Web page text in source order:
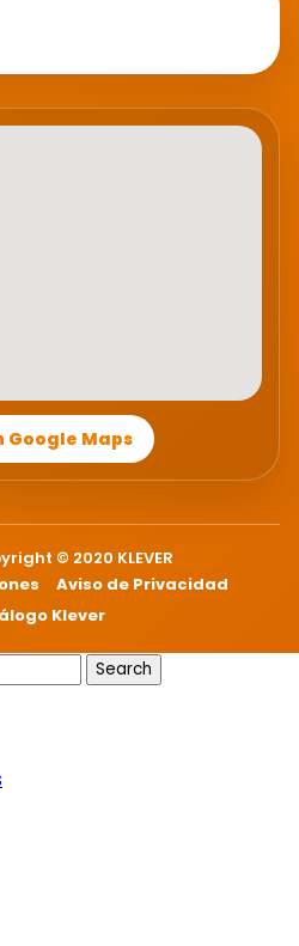
Google Maps
© 2020 KLEVER
Aviso de Privacidad
Klever
Search